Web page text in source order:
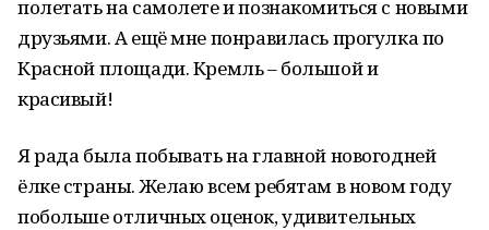
полетать на самолете и познакомиться с новыми
друзьями. А ещё мне понравилась прогулка по
Красной площади. Кремль – большой и
красивый!
Я рада была побывать на главной новогодней
ёлке страны. Желаю всем ребятам в новом году
побольше отличных оценок, удивительных